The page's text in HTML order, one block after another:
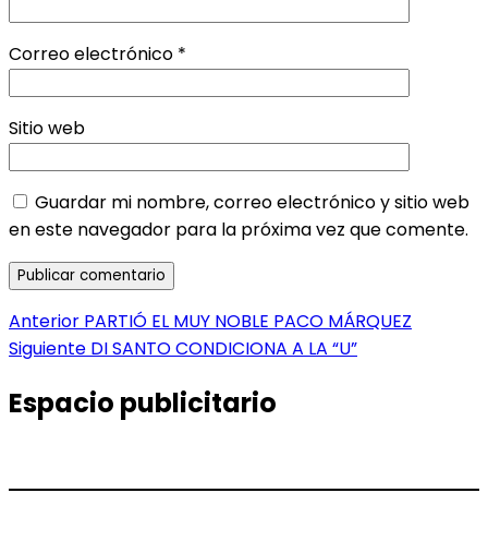
Correo electrónico *
Sitio web
Guardar mi nombre, correo electrónico y sitio web
en este navegador para la próxima vez que comente.
Navegación
de
entradas
Anterior Entrada
anterior:
PARTIÓ EL MUY NOBLE PACO MÁRQUEZ
Siguiente Entrada
DI SANTO CONDICIONA A LA “U”
Espacio publicitario